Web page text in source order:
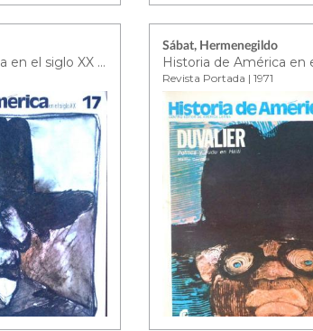
Historia de América en el siglo XX Nº17
Sábat, Hermenegildo
Revista Portada | 1971